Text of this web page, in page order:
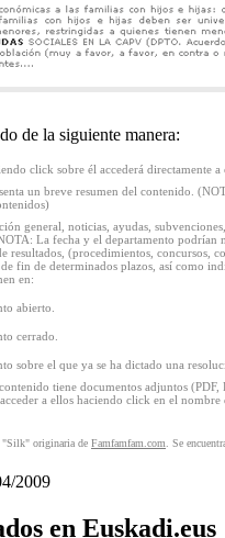
de la siguiente manera:
click sobre él accederá directamente a
un breve resumen del contenido.
general, noticias, ayudas,
La fecha y el departamento podrían
resultados, (procedimientos, concursos,
fin de determinados plazos, así como
en:
abierto.
cerrado.
sobre el que ya se ha dictado una
tiene documentos adjuntos (PDF,
a ellos haciendo click en el
"Silk" originaria de Famfamfam.com . Se
2009
en Euskadi.eus